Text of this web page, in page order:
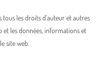
les droits d’auteur et autres
les données, informations et
site web.